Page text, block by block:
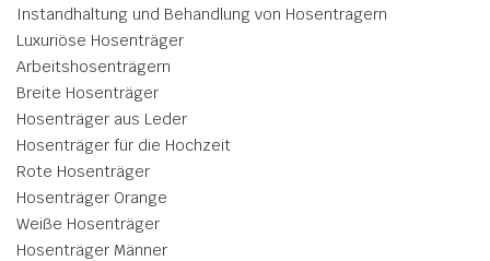
Instandhaltung und Behandlung von Hosentragern
Luxuriöse Hosenträger
Arbeitshosenträgern
Breite Hosenträger
Hosenträger aus Leder
Hosenträger für die Hochzeit
Rote Hosenträger
Hosenträger Orange
Weiße Hosenträger
Hosenträger Männer